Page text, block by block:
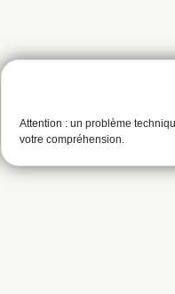
Attention : un problème
votre compréhension.